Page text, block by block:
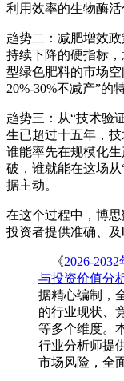
利用效率的生物酶活
趋势二：减肥增效政
持续下降的硬指标
型绿色肥料的市场
20%-30%不减产”的
趋势三：从“技术验
生已超过十五年，
谁能率先在规模化
破，谁就能在这场
据主动。
在这个过程中，博
投资者提供准确、及
《2026-
与投资价值分
据精心编制，
的行业现状、
等多个维度。
行业分析师提
市场风险，全